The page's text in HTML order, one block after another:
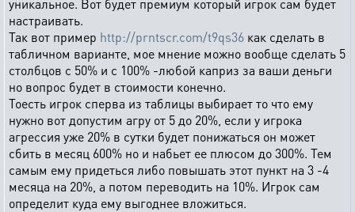
уникальное. Вот будет премиум который игрок сам будет
настраивать.
Так вот пример http://prntscr.com/t9qs36 как сделать в
табличном варианте, мое мнение можно вообще сделать 5
столбцов с 50% и с 100% -любой каприз за ваши деньги
но вопрос будет в стоимости конечно.
Тоесть игрок сперва из таблицы выбирает то что ему
нужно вот допустим агру от 5 до 20%, если у игрока
агрессия уже 20% в сутки будет понижаться он может
сбить в месяц 600% но и набьет ее плюсом до 300%. Тем
самым ему придеться либо повышать этот пункт на 3 -4
месяца на 20%, а потом переводить на 10%. Игрок сам
определит куда ему выгоднее вложиться.